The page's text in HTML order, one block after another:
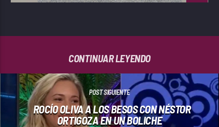
CONTINUAR LEYENDO
POST SIGUIENTE
ROCÍO OLIVA A LOS BESOS CON NÉSTOR
ORTIGOZA EN UN BOLICHE